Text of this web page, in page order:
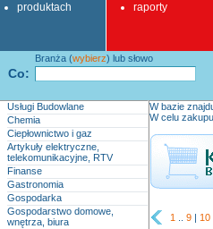
produktach
raporty
Co:
Branża (wybierz) lub słowo
Usługi Budowlane
Chemia
Ciepłownictwo i gaz
Artykuły elektryczne,
telekomunikacyjne, RTV
Finanse
Gastronomia
Gospodarka
Gospodarstwo domowe,
wnętrza, biura
W bazie
W celu
1 9 | 10